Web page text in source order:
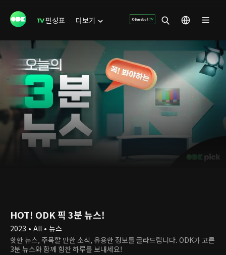
편성표 더보기
HOT! ODK 픽 3분 뉴스!
2023 • All • 뉴스
핫한 뉴스, 주목할 만한 소식, 유용한 정보를 골라드립니다. ODK가 고른
3분 뉴스와 함께 힘찬 하루를 보내세요!